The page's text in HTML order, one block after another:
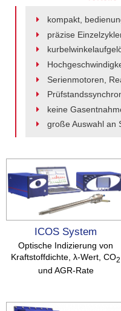
kompakt,
präzise
Serienmotoren,
keine
große Auswahl an
ICOS System
Optische Indizierung von
Kraftstoffdichte, λ-Wert, CO2
und AGR-Rate